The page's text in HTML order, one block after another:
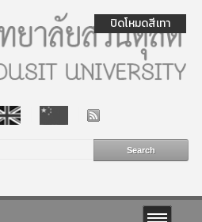
ปิดโหมดสีเทา